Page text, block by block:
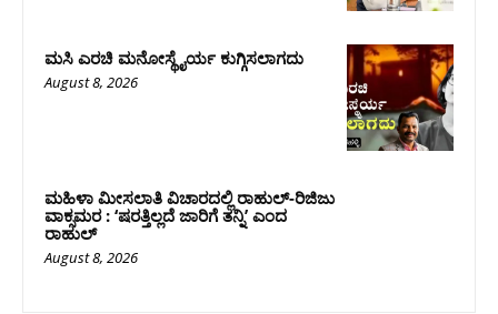
ಮಸಿ ಎರಚಿ ಮನೋಸ್ಥೈರ್ಯ ಕುಗ್ಗಿಸಲಾಗದು
August 8, 2026
ಮಹಿಳಾ ಮೀಸಲಾತಿ ವಿಚಾರದಲ್ಲಿ ರಾಹುಲ್‌-ರಿಜಿಜು
ವಾಕ್ಸಮರ : ‘ಷರತ್ತಿಲ್ಲದೆ ಜಾರಿಗೆ ತನ್ನಿ’ ಎಂದ
ರಾಹುಲ್‌
August 8, 2026